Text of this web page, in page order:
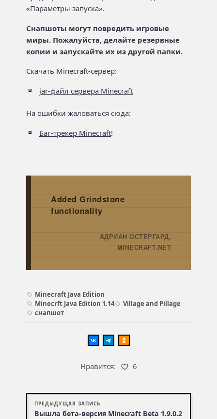
«Параметры запуска».
Снапшоты могут повредить игровые
миры. Пожалуйста, делайте резервные
копии и запускайте их из другой папки.
Скачать Minecraft-сервер:
jar-файл сервера Minecraft
На ошибки жаловаться сюда:
Баг-трекер Minecraft!
Added Grindstone
functionality
АДРИАН ОСТЕРГАРД,
MINECRAFT.NET
Minecraft Java Edition
Minecrft Java Edition 1.14
Village and Pillage
снапшот
Нравится: 6
ПРЕДЫДУЩАЯ ЗАПИСЬ
Вышла бета-версия Minecraft Beta 1.9.0.2